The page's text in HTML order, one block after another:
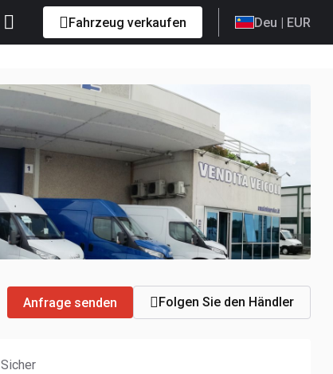
Fahrzeug verkaufen Deu | EUR
Anfrage senden Folgen Sie den Händler
Sicher